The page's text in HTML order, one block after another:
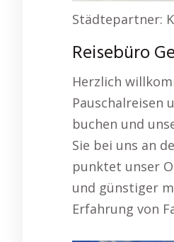
Städtepartner:
Reisebüro
Herzlich
Pauschalreisen
buchen und
Sie bei uns an
punktet unser
und günstiger
Erfahrung von